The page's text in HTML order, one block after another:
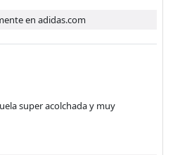
en adidas.com
super acolchada y muy